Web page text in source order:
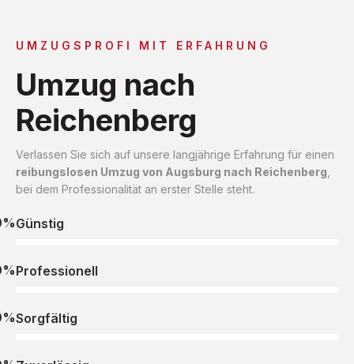
UMZUGSPROFI MIT ERFAHRUNG
Umzug nach
Reichenberg
Verlassen Sie sich auf unsere langjährige Erfahrung für einen
reibungslosen Umzug von Augsburg nach Reichenberg
bei dem Professionalität an erster Stelle steht.
Günstig
Professionell
Sorgfältig